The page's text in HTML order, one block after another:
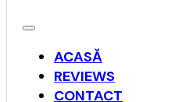
ACASĂ
REVIEWS
CONTACT